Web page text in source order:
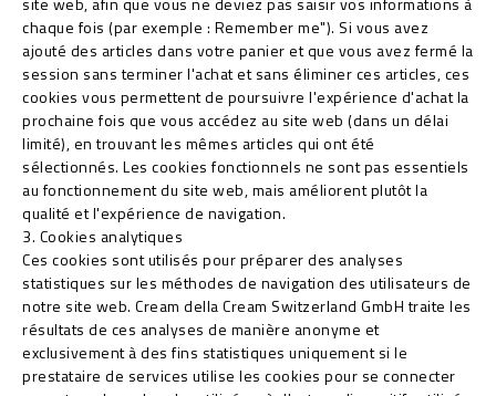
chaque fois (par exemple : Remember me"). Si vous avez
ajouté des articles dans votre panier et que vous avez fermé la
session sans terminer l'achat et sans éliminer ces articles, ces
cookies vous permettent de poursuivre l'expérience d'achat la
prochaine fois que vous accédez au site web (dans un délai
limité), en trouvant les mêmes articles qui ont été
sélectionnés. Les cookies fonctionnels ne sont pas essentiels
au fonctionnement du site web, mais améliorent plutôt la
qualité et l'expérience de navigation.
3. Cookies analytiques
Ces cookies sont utilisés pour préparer des analyses
statistiques sur les méthodes de navigation des utilisateurs de
notre site web. Cream della Cream Switzerland GmbH traite les
résultats de ces analyses de manière anonyme et
exclusivement à des fins statistiques uniquement si le
prestataire de services utilise les cookies pour se connecter